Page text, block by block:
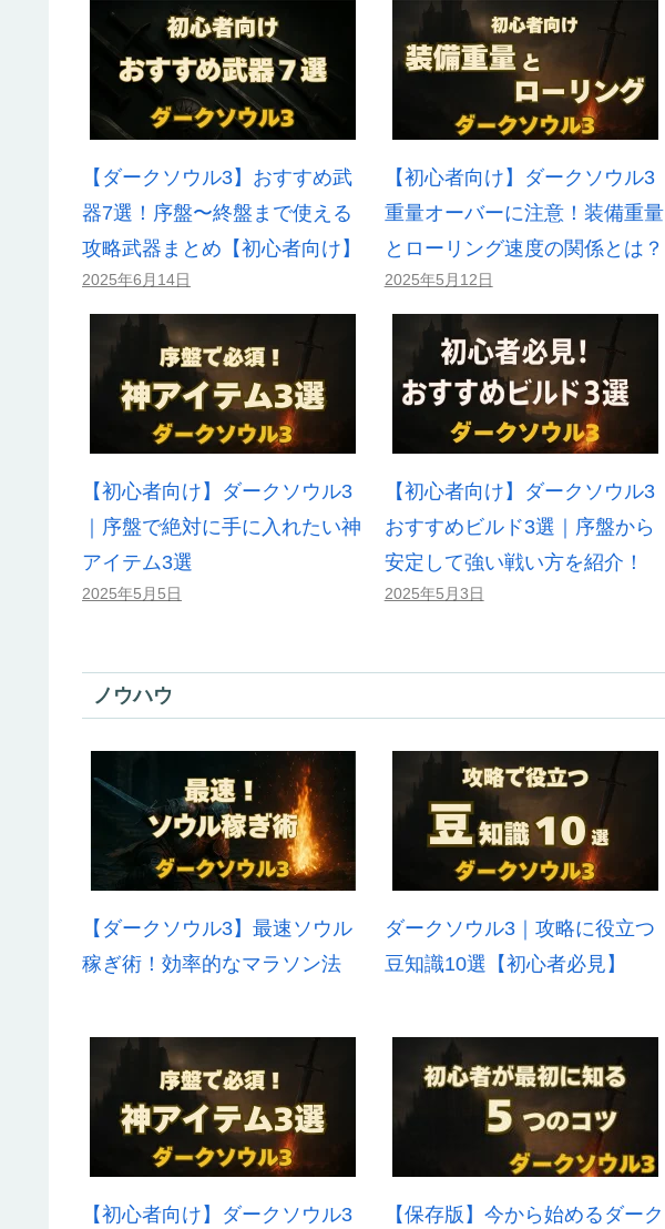
【ダークソウル3】おすすめ武
器7選！序盤〜終盤まで使える
攻略武器まとめ【初心者向け】
2025年6月14日
【初心者向け】ダークソウル3
重量オーバーに注意！装備重量
とローリング速度の関係とは？
2025年5月12日
【初心者向け】ダークソウル3
｜序盤で絶対に手に入れたい神
アイテム3選
2025年5月5日
【初心者向け】ダークソウル3
おすすめビルド3選｜序盤から
安定して強い戦い方を紹介！
2025年5月3日
ノウハウ
【ダークソウル3】最速ソウル
稼ぎ術！効率的なマラソン法
ダークソウル3｜攻略に役立つ
豆知識10選【初心者必見】
【初心者向け】ダークソウル3 【保存版】今から始めるダーク